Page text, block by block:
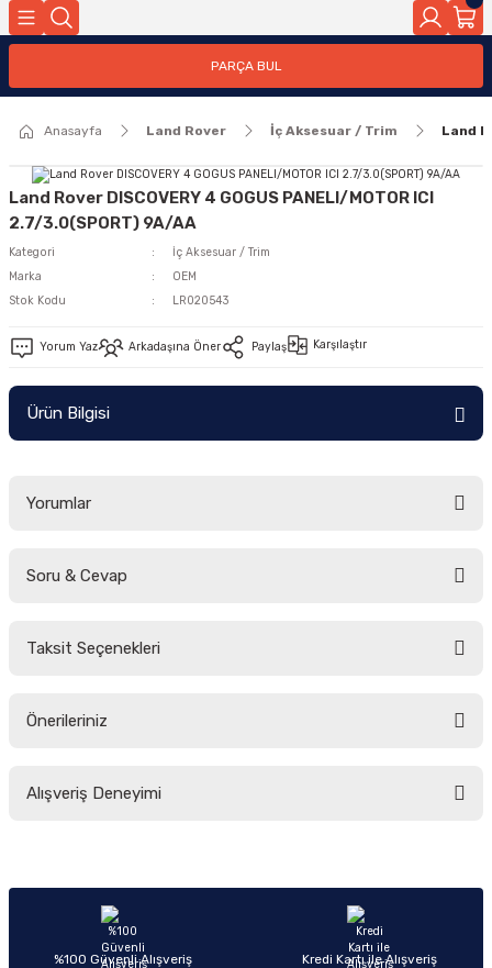
PARÇA BUL
Anasayfa Land Rover İç Aksesuar / Trim Land
Land Rover DISCOVERY 4 GOGUS PANELI/MOTOR ICI
2.7/3.0(SPORT) 9A/AA
Kategori
İç Aksesuar / Trim
Marka
OEM
Stok Kodu
LR020543
Yorum Yaz Arkadaşına Öner Paylaş Karşılaştır
Ürün Bilgisi
Yorumlar
Soru & Cevap
Taksit Seçenekleri
Önerileriniz
yetersiz gördüğünüz noktaları öneri formunu kullanarak tarafımıza
Ürün açıklamasında eksik bilgiler bulunuyor.
Ürün bilgilerinde hatalar bulunuyor.
Alışveriş Deneyimi
Sitemize ilk yorumu siz yapın!
%100 Güvenli Alışveriş Kredi Kartı ile Alışveriş